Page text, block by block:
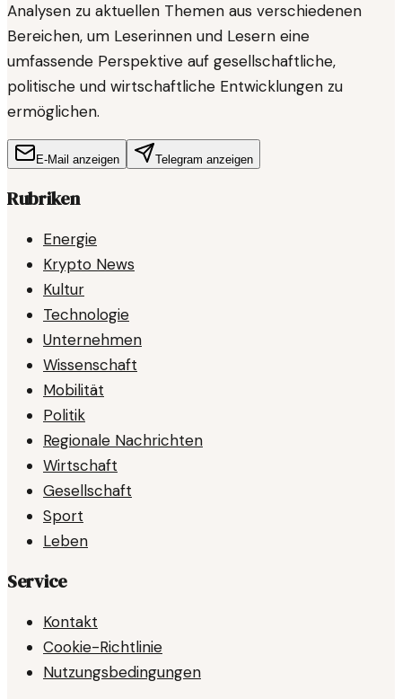
Analysen zu aktuellen Themen aus verschiedenen
Bereichen, um Leserinnen und Lesern eine
umfassende Perspektive auf gesellschaftliche,
politische und wirtschaftliche Entwicklungen zu
ermöglichen.
E-Mail anzeigen Telegram anzeigen
Rubriken
Energie
Krypto News
Kultur
Technologie
Unternehmen
Wissenschaft
Mobilität
Politik
Regionale Nachrichten
Wirtschaft
Gesellschaft
Sport
Leben
Service
Kontakt
Cookie-Richtlinie
Nutzungsbedingungen